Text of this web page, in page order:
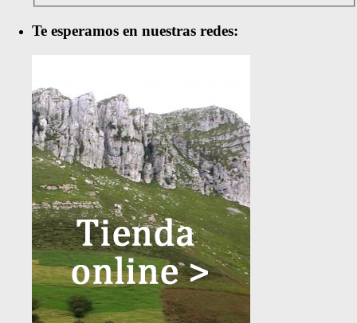
Te esperamos en nuestras redes: